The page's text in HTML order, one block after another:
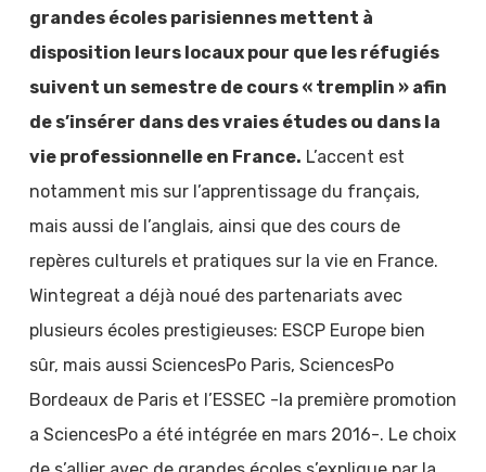
grandes écoles parisiennes mettent à
disposition leurs locaux pour que les réfugiés
suivent un semestre de cours « tremplin » afin
de s’insérer dans des vraies études ou dans la
vie professionnelle en France. L’accent est
notamment mis sur l’apprentissage du français,
mais aussi de l’anglais, ainsi que des cours de
repères culturels et pratiques sur la vie en France.
Wintegreat a déjà noué des partenariats avec
plusieurs écoles prestigieuses: ESCP Europe bien
sûr, mais aussi SciencesPo Paris, SciencesPo
Bordeaux de Paris et l’ESSEC -la première promotion
a SciencesPo a été intégrée en mars 2016-. Le choix